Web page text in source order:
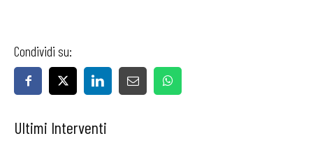
Condividi su:
Ultimi Interventi